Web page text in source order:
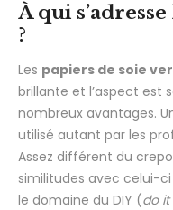
À qui
?
Les papiers de soie
brillante et l’aspect est
nombreux avantages.
utilisé autant par les
Assez différent du
similitudes avec celui-
le domaine du DIY (do